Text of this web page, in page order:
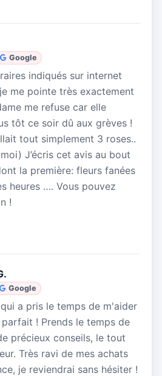
Google
indiqués sur internet
me pointe très exactement
me refuse car elle
tôt ce soir dû aux grèves !
tout simplement 3 roses..
J’écris cet avis au bout
la première: fleurs fanées
heures …. Vous pouvez
!
Google
a pris le temps de m'aider
! Prends le temps de
précieux conseils, le tout
Très ravi de mes achats
je reviendrai sans hésiter !